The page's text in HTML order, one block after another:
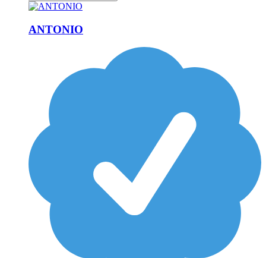
ANTONIO